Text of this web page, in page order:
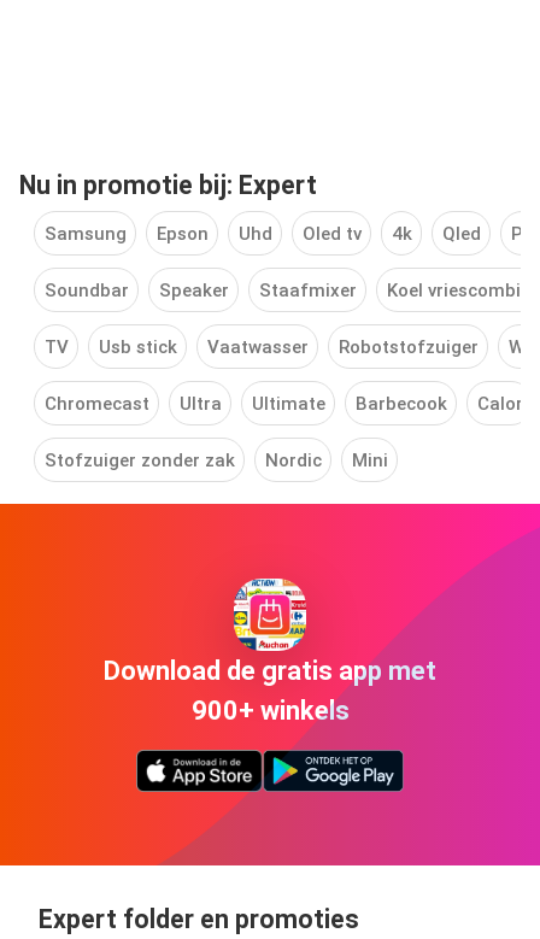
Nu in promotie bij: Expert
Samsung Epson Uhd Oled tv 4k Qled
Soundbar Speaker Staafmixer Koel
TV Usb stick Vaatwasser Robotstofzuiger
Chromecast Ultra Ultimate Barbecook Calor
Stofzuiger zonder zak Nordic Mini
Download de gratis app met
900+ winkels
Expert folder en promoties